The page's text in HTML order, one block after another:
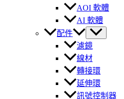
AOI 軟體
AI 軟體
配件
濾鏡
線材
轉接環
延伸環
訊號控制器